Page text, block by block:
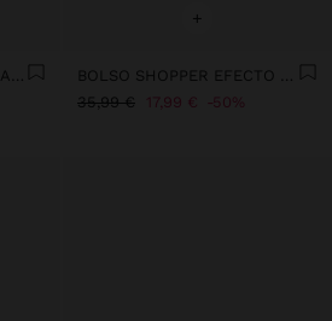
+
35,99 €
17,99 € 50%